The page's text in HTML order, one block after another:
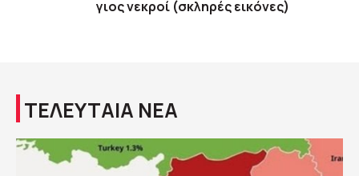
γιος νεκροί (σκληρές εικόνες)
ΤΕΛΕΥΤΑΙΑ ΝΕΑ